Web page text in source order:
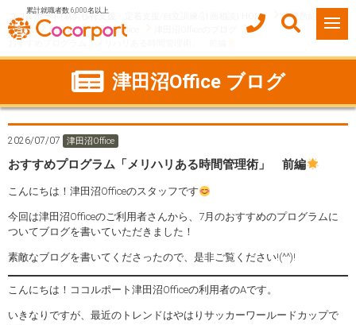
累計就職者数 6,000名以上
ココルポート(就労移行支援・定着支援/自立訓練/計画相談) HOME
事業所紹介
千葉県
船橋市 津田沼Office
おすすめプログラム「メリハリある時間管理術」 前編
津田沼Office ブログ
2026/07/07 津田沼Office
おすすめプログラム「メリハリある時間管理術」 前編
こんにちは！津田沼Officeのスタッフです
今回は津田沼Officeのご利用者さんから、7月のおすすめのプログラムに
ついてブログを書いていただきました！
素敵なブログを書いてくださったので、是非ご覧ください!(^^)!
こんにちは！ココルポート津田沼Officeの利用者のAです。
いきなりですが、最近のトレンドはやはりサッカーワールードカップで